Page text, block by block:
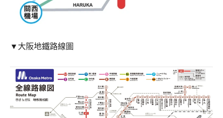
▼大阪地鐵路線圖